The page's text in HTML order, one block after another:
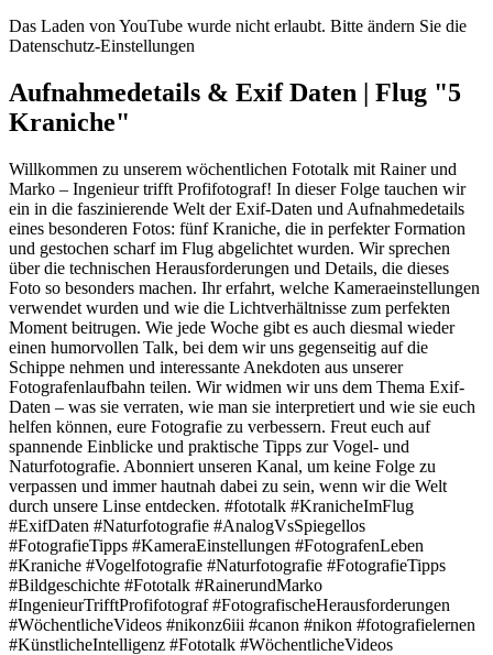
Das Laden von YouTube wurde nicht erlaubt. Bitte ändern Sie die
Datenschutz-Einstellungen
Aufnahmedetails & Exif Daten | Flug "5
Kraniche"
Willkommen zu unserem wöchentlichen Fototalk mit Rainer und
Marko – Ingenieur trifft Profifotograf! In dieser Folge tauchen wir
ein in die faszinierende Welt der Exif-Daten und Aufnahmedetails
eines besonderen Fotos: fünf Kraniche, die in perfekter Formation
und gestochen scharf im Flug abgelichtet wurden. Wir sprechen
über die technischen Herausforderungen und Details, die dieses
Foto so besonders machen. Ihr erfahrt, welche Kameraeinstellungen
verwendet wurden und wie die Lichtverhältnisse zum perfekten
Moment beitrugen. Wie jede Woche gibt es auch diesmal wieder
einen humorvollen Talk, bei dem wir uns gegenseitig auf die
Schippe nehmen und interessante Anekdoten aus unserer
Fotografenlaufbahn teilen. Wir widmen wir uns dem Thema Exif-
Daten – was sie verraten, wie man sie interpretiert und wie sie euch
helfen können, eure Fotografie zu verbessern. Freut euch auf
spannende Einblicke und praktische Tipps zur Vogel- und
Naturfotografie. Abonniert unseren Kanal, um keine Folge zu
verpassen und immer hautnah dabei zu sein, wenn wir die Welt
durch unsere Linse entdecken. #fototalk #KranicheImFlug
#ExifDaten #Naturfotografie #AnalogVsSpiegellos
#FotografieTipps #KameraEinstellungen #FotografenLeben
#Kraniche #Vogelfotografie #Naturfotografie #FotografieTipps
#Bildgeschichte #Fototalk #RainerundMarko
#IngenieurTrifftProfifotograf #FotografischeHerausforderungen
#WöchentlicheVideos #nikonz6iii #canon #nikon #fotografielernen
#KünstlicheIntelligenz #Fototalk #WöchentlicheVideos